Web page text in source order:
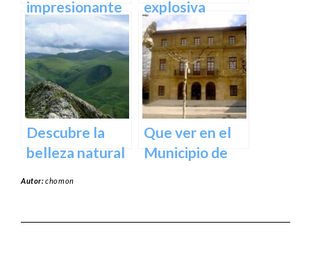
impresionante
arte natural del
Bosque de Oma
en Vizcaya
explosiva
arquitectura
del Museo
Guggenheim
Bilbao | Visita
imprescindible
Descubre la
belleza natural
Que ver en el
Municipio de
Autor:chomon